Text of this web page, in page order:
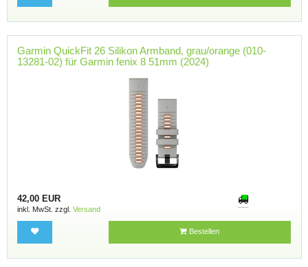
Garmin QuickFit 26 Silikon Armband, grau/orange (010-
13281-02) für Garmin fenix 8 51mm (2024)
42,00 EUR
inkl. MwSt. zzgl. Versand
Bestellen